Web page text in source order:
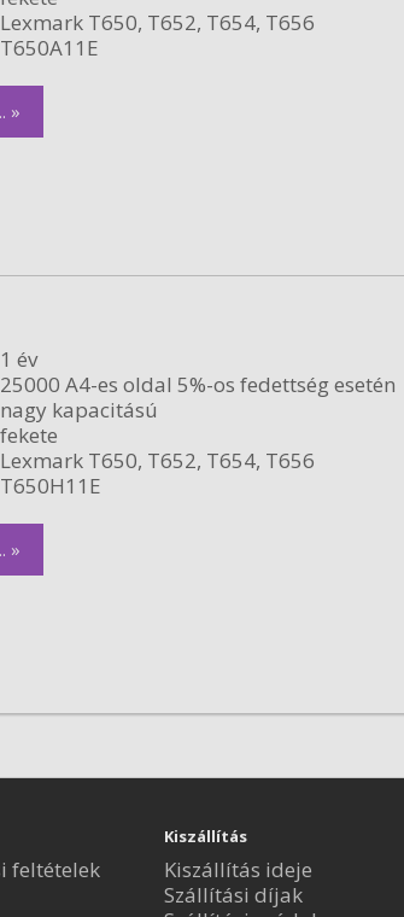
Lexmark T650, T652, T654, T656
T650A11E
»
1 év
25000 A4-es oldal 5%-os fedettség esetén
nagy kapacitású
fekete
Lexmark T650, T652, T654, T656
T650H11E
»
feltételek
Kiszállítás
Kiszállítás ideje
Szállítási díjak